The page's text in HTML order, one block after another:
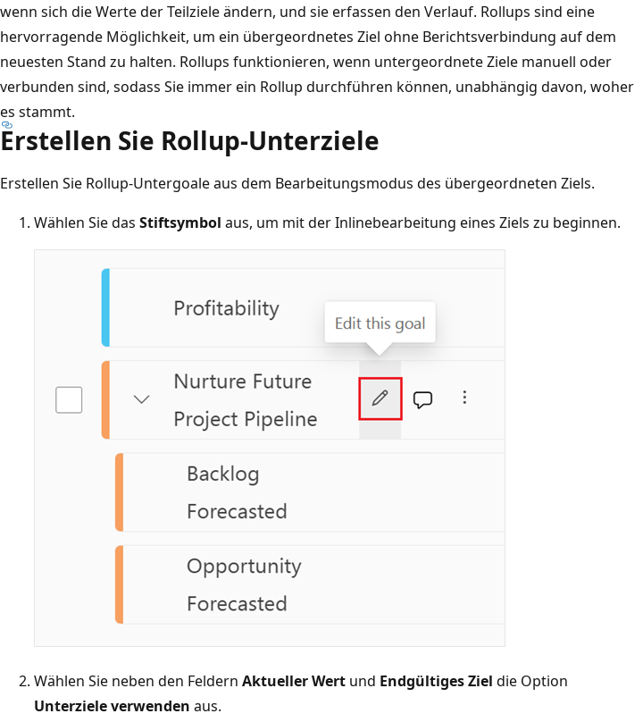
wenn sich die Werte der Teilziele ändern, und sie erfassen den Verlauf. Rollups sind eine
hervorragende Möglichkeit, um ein übergeordnetes Ziel ohne Berichtsverbindung auf dem
neuesten Stand zu halten. Rollups funktionieren, wenn untergeordnete Ziele manuell oder
verbunden sind, sodass Sie immer ein Rollup durchführen können, unabhängig davon, woher
es stammt.
Erstellen Sie Rollup-Unterziele
Erstellen Sie Rollup-Untergoale aus dem Bearbeitungsmodus des übergeordneten Ziels.
Wählen Sie das Stiftsymbol aus, um mit der Inlinebearbeitung eines Ziels zu beginnen.
Wählen Sie neben den Feldern Aktueller Wert und Endgültiges Ziel die Option
Unterziele verwenden aus.